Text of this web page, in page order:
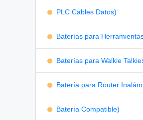
PLC Cables Datos)
Baterías para
Baterías para Walkie
Batería para Router
Batería Compatible)